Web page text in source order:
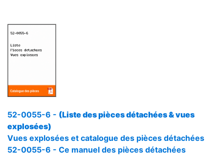
52-0055-6 - (Liste des pièces détachées & vues
explosées)
Vues explosées et catalogue des pièces détachées
52-0055-6 - Ce manuel des pièces détachées